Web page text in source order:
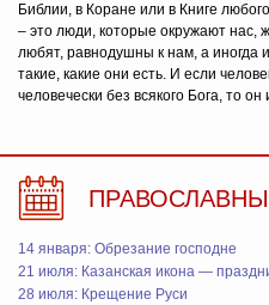
Библии, в Коране или в Книге
– это люди, которые окружают нас,
любят, равнодушны к нам, а
такие, какие они есть. И если
человечески без всякого Бога, то он
14 января: Обрезание господне
21 июля: Казанская икона —
28 июля: Крещение Руси